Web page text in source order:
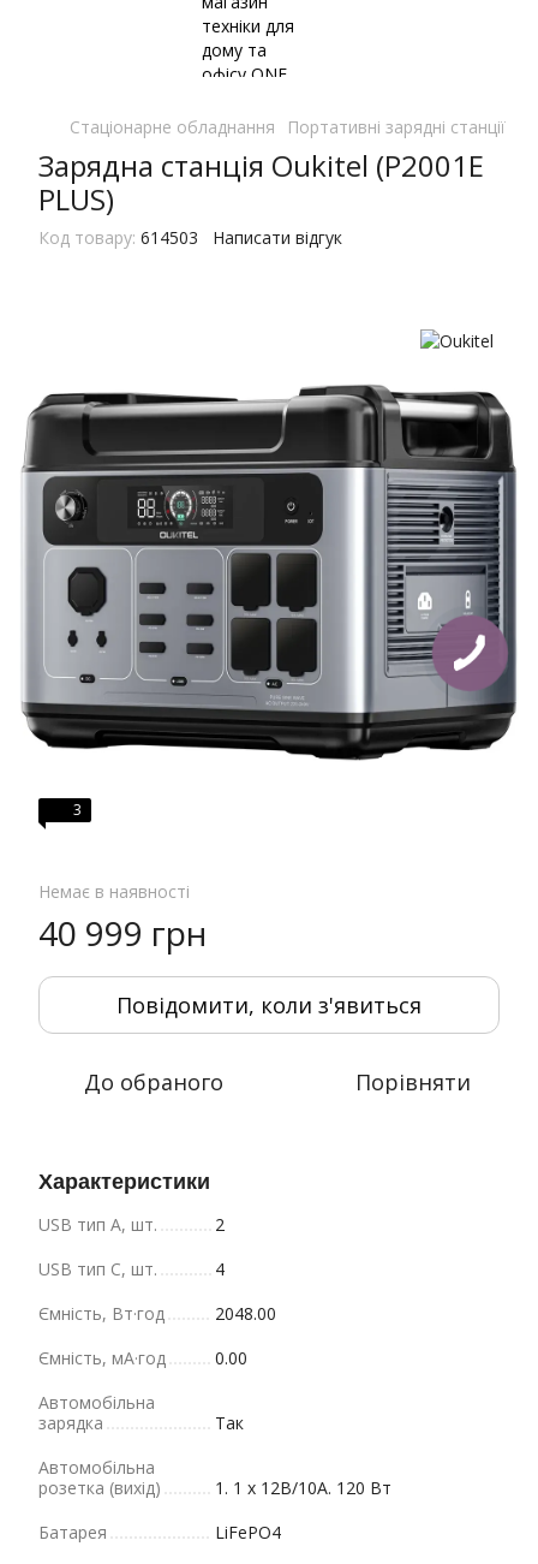
Стаціонарне обладнання Портативні зарядні станції
Зарядна станція Oukitel (P2001E
PLUS)
Код товару: 614503 Написати відгук
3
Немає в наявності
40 999 грн
Повідомити, коли з'явиться
До обраного Порівняти
Характеристики
USB тип A, шт.
2
USB тип C, шт.
4
Ємність, Вт·год
2048.00
Ємність, мА·год
0.00
Автомобільна
зарядка
Так
Автомобільна
розетка (вихід)
1. 1 х 12В/10A. 120 Вт
Батарея
LiFePO4